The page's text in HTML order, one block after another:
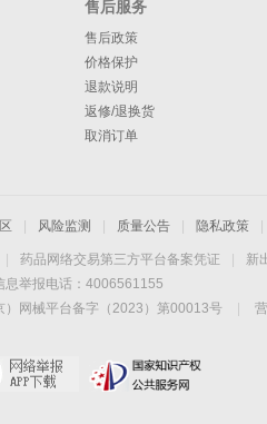
售后服务
售后政策
价格保护
退款说明
返修/退换货
取消订单
风险监测 质量公告 隐私政策
药品网络交易第三方平台备案凭证
新
息举报电话：4006561155
）网械平台备字（2023）第00013号